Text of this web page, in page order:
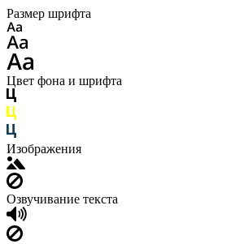
Размер шрифта
Цвет фона и шрифта
Изображения
Озвучивание текста